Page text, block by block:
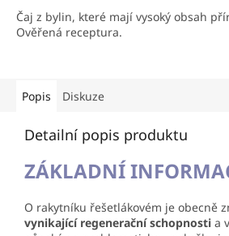
Čaj z bylin, které mají vysoký obsah
Ověřená receptura.
Popis Diskuze
Detailní popis produktu
ZÁKLADNÍ
O rakytníku řešetlákovém je obecně
vynikající regenerační schopnosti a